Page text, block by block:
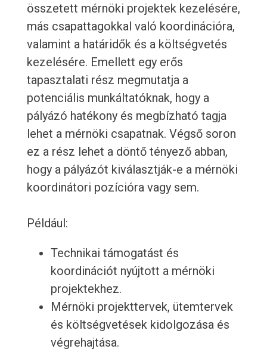
összetett mérnöki projektek kezelésére,
más csapattagokkal való koordinációra,
valamint a határidők és a költségvetés
kezelésére. Emellett egy erős
tapasztalati rész megmutatja a
potenciális munkáltatóknak, hogy a
pályázó hatékony és megbízható tagja
lehet a mérnöki csapatnak. Végső soron
ez a rész lehet a döntő tényező abban,
hogy a pályázót kiválasztják-e a mérnöki
koordinátori pozícióra vagy sem.
Például:
Technikai támogatást és
koordinációt nyújtott a mérnöki
projektekhez.
Mérnöki projekttervek, ütemtervek
és költségvetések kidolgozása és
végrehajtása.